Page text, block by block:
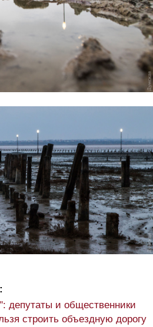
депутаты и общественники
строить объездную дорогу